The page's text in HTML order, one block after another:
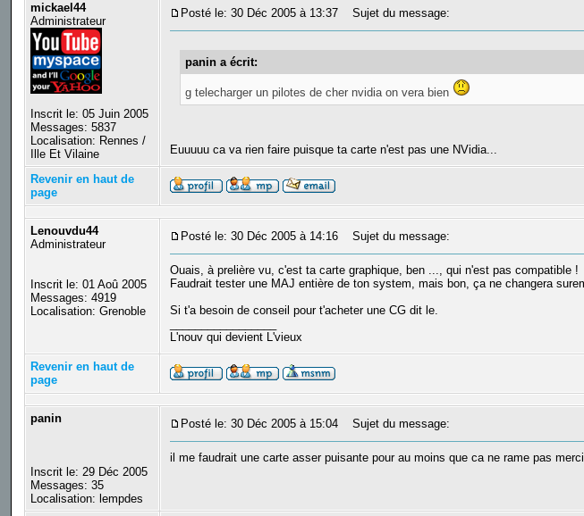
mickael44
Administrateur
Inscrit le: 05 Juin 2005
Messages: 5837
Localisation: Rennes /
Ille Et Vilaine
Posté le: 30 Déc 2005 à 13:37 Sujet du message:
panin a écrit:
g telecharger un pilotes de cher nvidia on vera bien
Euuuuu ca va rien faire puisque ta carte n'est pas une NVidia...
Revenir en haut de
page
Lenouvdu44
Administrateur
Inscrit le: 01 Aoû 2005
Messages: 4919
Localisation: Grenoble
Posté le: 30 Déc 2005 à 14:16 Sujet du message:
Ouais, à prelière vu, c'est ta carte graphique, ben ..., qui n'est pas compatible !
Faudrait tester une MAJ entière de ton system, mais bon, ça ne changera
Si t'a besoin de conseil pour t'acheter une CG dit le.
L'nouv qui devient L'vieux
Revenir en haut de
page
panin
Inscrit le: 29 Déc 2005
Messages: 35
Localisation: lempdes
Posté le: 30 Déc 2005 à 15:04 Sujet du message:
il me faudrait une carte asser puisante pour au moins que ca ne rame pas